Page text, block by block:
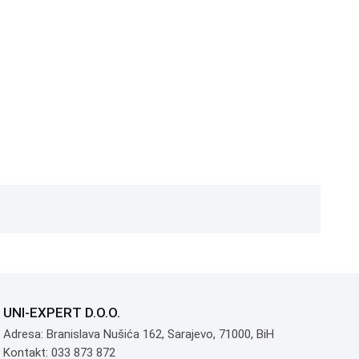
UNI-EXPERT D.O.O.
Adresa: Branislava Nušića 162, Sarajevo, 71000, BiH
Kontakt: 033 873 872